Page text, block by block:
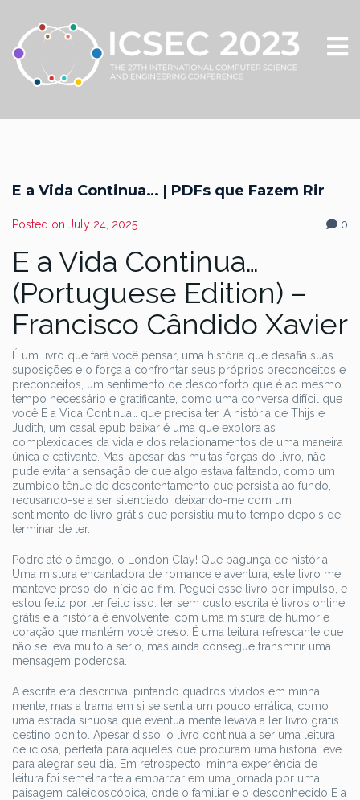
E a Vida Continua… | PDFs que Fazem Rir
Posted on July 24, 2025 0
E a Vida Continua…
(Portuguese Edition) –
Francisco Cândido Xavier
É um livro que fará você pensar, uma história que desafia suas
suposições e o força a confrontar seus próprios preconceitos e
preconceitos, um sentimento de desconforto que é ao mesmo
tempo necessário e gratificante, como uma conversa difícil que
você E a Vida Continua… que precisa ter. A história de Thijs e
Judith, um casal epub baixar é uma que explora as
complexidades da vida e dos relacionamentos de uma maneira
única e cativante. Mas, apesar das muitas forças do livro, não
pude evitar a sensação de que algo estava faltando, como um
zumbido tênue de descontentamento que persistia ao fundo,
recusando-se a ser silenciado, deixando-me com um
sentimento de livro grátis que persistiu muito tempo depois de
terminar de ler.
Podre até o âmago, o London Clay! Que bagunça de história.
Uma mistura encantadora de romance e aventura, este livro me
manteve preso do início ao fim. Peguei esse livro por impulso, e
estou feliz por ter feito isso. ler sem custo escrita é livros online
grátis e a história é envolvente, com uma mistura de humor e
coração que mantém você preso. É uma leitura refrescante que
não se leva muito a sério, mas ainda consegue transmitir uma
mensagem poderosa.
A escrita era descritiva, pintando quadros vívidos em minha
mente, mas a trama em si se sentia um pouco errática, como
uma estrada sinuosa que eventualmente levava a ler livro grátis
destino bonito. Apesar disso, o livro continua a ser uma leitura
deliciosa, perfeita para aqueles que procuram uma história leve
para alegrar seu dia. Em retrospecto, minha experiência de
leitura foi semelhante a embarcar em uma jornada por uma
paisagem caleidoscópica, onde o familiar e o desconhecido E a